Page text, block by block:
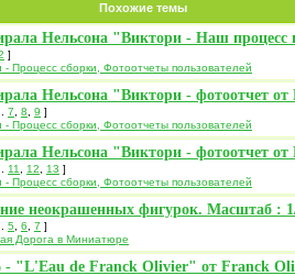
Похожие темы
Нельсона "Виктори - Наш процесс
]
- Процесс сборки, Фотоотчеты пользователей
Нельсона "Виктори - фотоотчет от
7 8 9 ]
- Процесс сборки, Фотоотчеты пользователей
Нельсона "Виктори - фотоотчет от
11 12 13 ]
- Процесс сборки, Фотоотчеты пользователей
неокрашенных фигурок. Масштаб :
5 6 7 ]
Дорога в Миниатюре
"L'Eau de Franck Olivier" от Franck